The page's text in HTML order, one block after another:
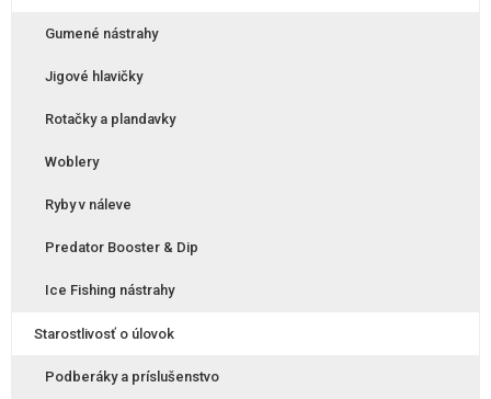
Gumené nástrahy
Jigové hlavičky
Rotačky a plandavky
Woblery
Ryby v náleve
Predator Booster & Dip
Ice Fishing nástrahy
Starostlivosť o úlovok
Podberáky a príslušenstvo